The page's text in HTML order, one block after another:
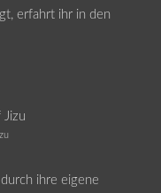
erfahrt ihr in den
ihre eigene